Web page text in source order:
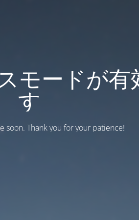
モードが有
す
soon. Thank you for your patience!